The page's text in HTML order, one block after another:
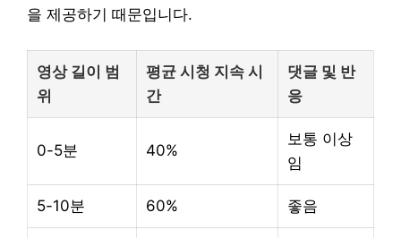
을 제공하기 때문입니다.
영상 길이 범
위
평균 시청 지속 시
간
댓글 및 반
응
0-5분 40%
보통 이상
임
5-10분 60% 좋음